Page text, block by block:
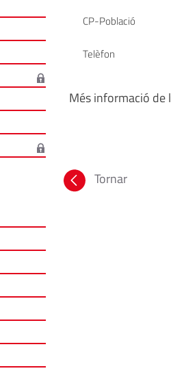
CP-Població
Telèfon
Més informació de
Tornar